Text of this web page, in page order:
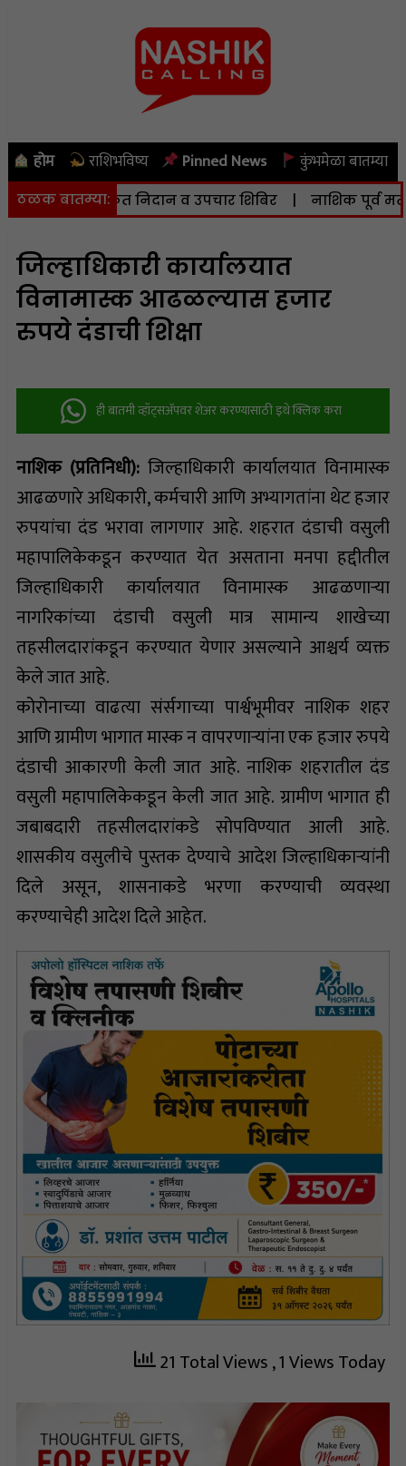
होम राशिभविष्य Pinned News कुंभमेळा बातम्या
ठळक बातम्या:
मोफत निदान व उपचार शिबिर | नाशिक पूर्व
जिल्हाधिकारी कार्यालयात
विनामास्क आढळल्यास हजार
रुपये दंडाची शिक्षा
ही बातमी व्हॉट्सअ‍ॅपवर शेअर करण्यासाठी इथे क्लिक करा
नाशिक (प्रतिनिधी): जिल्हाधिकारी कार्यालयात विनामास्क
आढळणारे अधिकारी, कर्मचारी आणि अभ्यागतांना थेट हजार
रुपयांचा दंड भरावा लागणार आहे. शहरात दंडाची वसुली
महापालिकेकडून करण्यात येत असताना मनपा हद्दीतील
जिल्हाधिकारी कार्यालयात विनामास्क आढळणाऱ्या
नागरिकांच्या दंडाची वसुली मात्र सामान्य शाखेच्या
तहसीलदारांकडून करण्यात येणार असल्याने आश्चर्य व्यक्त
केले जात आहे.
कोरोनाच्या वाढत्या संर्सगाच्या पार्श्वभूमीवर नाशिक शहर
आणि ग्रामीण भागात मास्क न वापरणाऱ्यांना एक हजार रुपये
दंडाची आकारणी केली जात आहे. नाशिक शहरातील दंड
वसुली महापालिकेकडून केली जात आहे. ग्रामीण भागात ही
जबाबदारी तहसीलदारांकडे सोपविण्यात आली आहे.
शासकीय वसुलीचे पुस्तक देण्याचे आदेश जिल्हाधिकाऱ्यांनी
दिले असून, शासनाकडे भरणा करण्याची व्यवस्था
करण्याचेही आदेश दिले आहेत.
21 Total Views, 1 Views Today